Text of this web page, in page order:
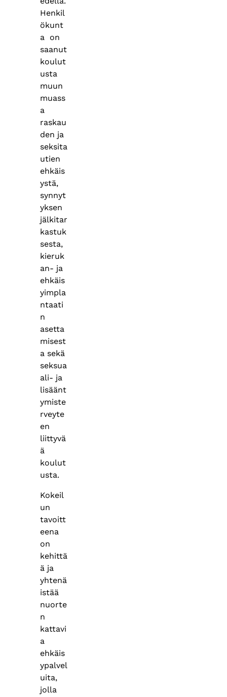
Henkil
ökunt
a on
saanut
koulut
usta
muun
muass
a
raskau
den ja
seksita
utien
ehkäis
ystä,
synnyt
yksen
jälkitar
kastuk
sesta,
kieruk
an- ja
ehkäis
yimpla
ntaati
n
asetta
misest
a sekä
seksua
ali- ja
lisäänt
ymiste
rveyte
en
liittyvä
ä
koulut
usta.
Kokeil
un
tavoitt
eena
on
kehittä
ä ja
yhtenä
istää
nuorte
n
kattavi
a
ehkäis
ypalvel
uita,
jolla